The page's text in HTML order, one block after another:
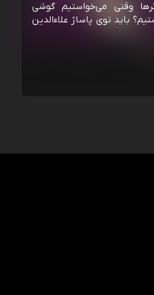
وقتی می‌خواستیم گوشی
باید توی پاساژ علاءالدین